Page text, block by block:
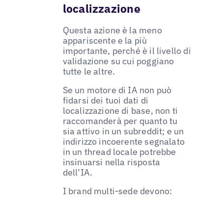
localizzazione
Questa azione è la meno
appariscente e la più
importante, perché è il livello di
validazione su cui poggiano
tutte le altre.
Se un motore di IA non può
fidarsi dei tuoi dati di
localizzazione di base, non ti
raccomanderà per quanto tu
sia attivo in un subreddit; e un
indirizzo incoerente segnalato
in un thread locale potrebbe
insinuarsi nella risposta
dell’IA.
I brand multi-sede devono: